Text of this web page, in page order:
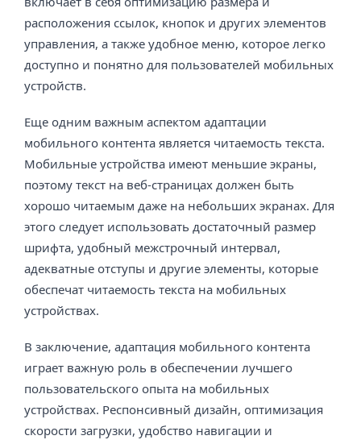
расположения ссылок, кнопок и других элементов
управления, а также удобное меню, которое легко
доступно и понятно для пользователей мобильных
устройств.
Еще одним важным аспектом адаптации
мобильного контента является читаемость текста.
Мобильные устройства имеют меньшие экраны,
поэтому текст на веб-страницах должен быть
хорошо читаемым даже на небольших экранах. Для
этого следует использовать достаточный размер
шрифта, удобный межстрочный интервал,
адекватные отступы и другие элементы, которые
обеспечат читаемость текста на мобильных
устройствах.
В заключение, адаптация мобильного контента
играет важную роль в обеспечении лучшего
пользовательского опыта на мобильных
устройствах. Респонсивный дизайн, оптимизация
скорости загрузки, удобство навигации и